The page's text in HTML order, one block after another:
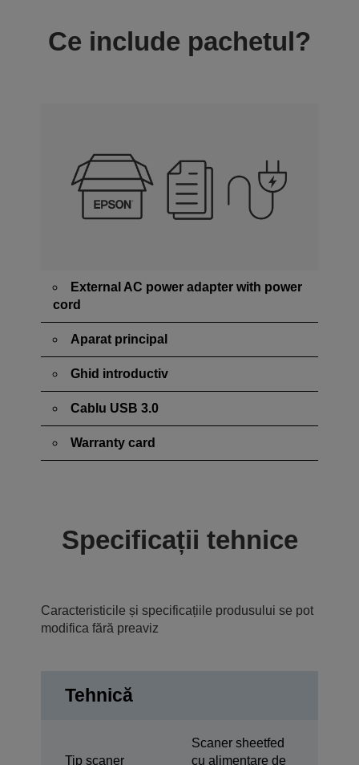
Ce include pachetul?
External AC power adapter with power
cord
Aparat principal
Ghid introductiv
Cablu USB 3.0
Warranty card
Specificații tehnice
Caracteristicile și specificațiile produsului se pot
modifica fără preaviz
Tehnică
Tip scaner
Scaner sheetfed
cu alimentare de